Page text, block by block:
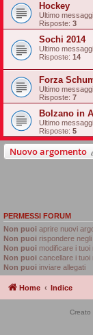
Hockey
Ultimo
Risposte: 3
Sochi 2014
Ultimo
Risposte: 14
Forza
Ultimo
Risposte: 7
Bolzano in
Ultimo
Risposte: 5
Nuovo argomento
PERMESSI FORUM
Non puoi aprire nuovi
Non puoi rispondere
Non puoi modificare i tuoi
Non puoi cancellare i tuoi
Non puoi inviare allegati
Home Indice
Creato